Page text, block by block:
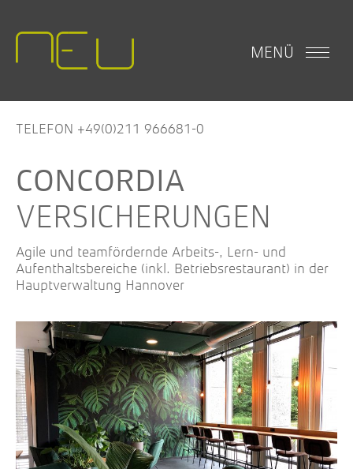
MENÜ
TELEFON +49(0)211 966681-0
CONCORDIA
VERSICHERUNGEN
Agile und teamfördernde Arbeits-, Lern- und
Aufenthaltsbereiche (inkl. Betriebsrestaurant) in der
Hauptverwaltung Hannover